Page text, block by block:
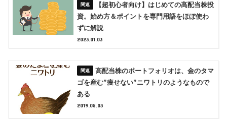
【超初心者向け】はじめての高配当株投
資。始め方＆ポイントを専門用語をほぼ使わ
ずに解説
2023.01.03
高配当株のポートフォリオは、金のタマ
ゴを産む”痩せない”ニワトリのようなもので
ある
2019.08.03